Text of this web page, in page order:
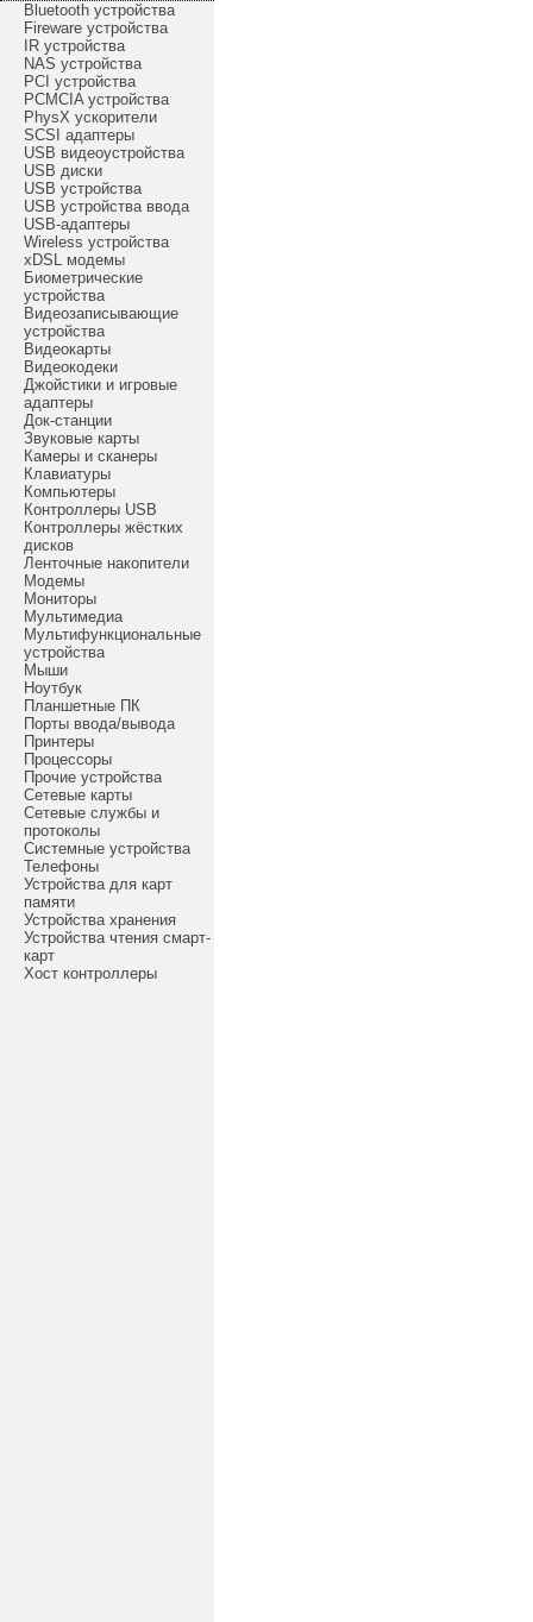
Bluetooth устройства
Fireware устройства
IR устройства
NAS устройства
PCI устройства
PCMCIA устройства
PhysX ускорители
SCSI адаптеры
USB видеоустройства
USB диски
USB устройства
USB устройства ввода
USB-адаптеры
Wireless устройства
xDSL модемы
Биометрические
устройства
Видеозаписывающие
устройства
Видеокарты
Видеокодеки
Джойстики и игровые
адаптеры
Док-станции
Звуковые карты
Камеры и сканеры
Клавиатуры
Компьютеры
Контроллеры USB
Контроллеры жёстких
дисков
Ленточные накопители
Модемы
Мониторы
Мультимедиа
Мультифункциональные
устройства
Мыши
Ноутбук
Планшетные ПК
Порты ввода/вывода
Принтеры
Процессоры
Прочие устройства
Сетевые карты
Сетевые службы и
протоколы
Системные устройства
Телефоны
Устройства для карт
памяти
Устройства хранения
Устройства чтения смарт-
карт
Хост контроллеры